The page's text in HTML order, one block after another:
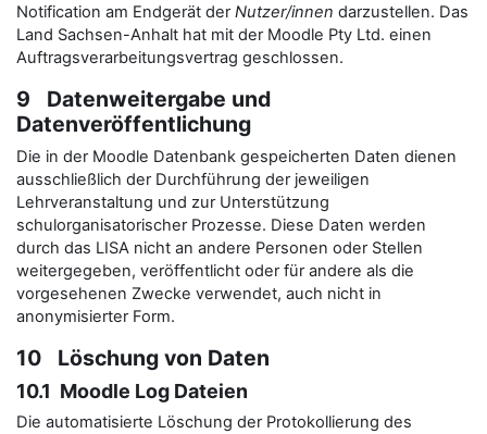
Notification am Endgerät derNutzer/innen darzustellen. Das
Land Sachsen-Anhalt hat mit der Moodle Pty Ltd. einen
Auftragsverarbeitungsvertrag geschlossen.
9 Datenweitergabe und
Datenveröffentlichung
Die in der Moodle Datenbank gespeicherten Daten dienen
ausschließlich der Durchführung der jeweiligen
Lehrveranstaltung und zur Unterstützung
schulorganisatorischer Prozesse. Diese Daten werden
durch das LISA nicht an andere Personen oder Stellen
weitergegeben, veröffentlicht oder für andere als die
vorgesehenen Zwecke verwendet, auch nicht in
anonymisierter Form.
10 Löschung von Daten
10.1 Moodle Log Dateien
Die automatisierte Löschung der Protokollierung des